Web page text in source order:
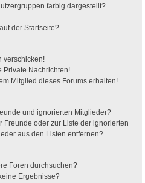
farbig dargestellt?
der Startseite?
verschicken!
Private Nachrichten!
Mitglied dieses Forums erhalten!
und ignorierten Mitglieder?
Freunde oder zur Liste der ignorierten
aus den Listen entfernen?
Foren durchsuchen?
Ergebnisse?